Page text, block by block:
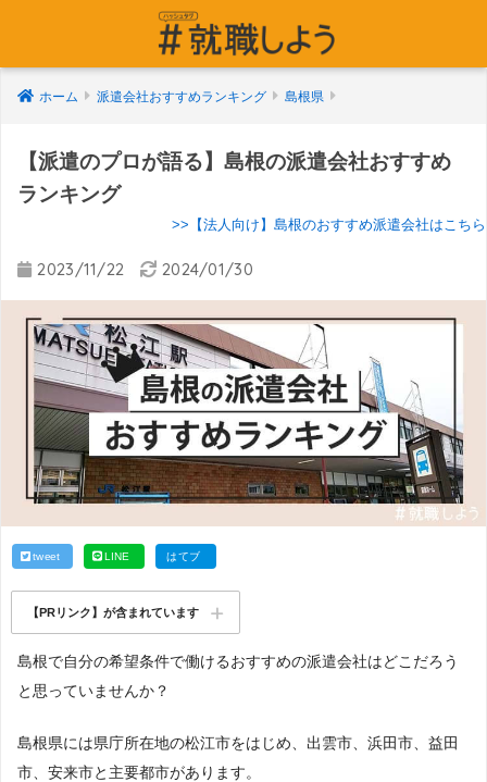
ホーム 派遣会社おすすめランキング 島根県
【派遣のプロが語る】島根の派遣会社おすすめ
ランキング
>>【法人向け】島根のおすすめ派遣会社はこちら
2023/11/22 2024/01/30
tweet LINE はてブ
【PRリンク】が含まれています
島根で自分の希望条件で働けるおすすめの派遣会社はどこだろう
と思っていませんか？
島根県には県庁所在地の松江市をはじめ、出雲市、浜田市、益田
市、安来市と主要都市があります。